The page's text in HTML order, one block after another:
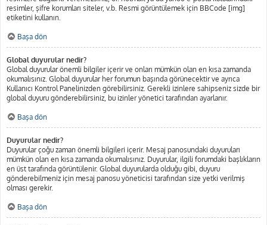
resimler, şifre korumları siteler, v.b. Resmi görüntülemek için BBCode [img]
etiketini kullanın.
Başa dön
Global duyurular nedir?
Global duyurular önemli bilgiler içerir ve onları mümkün olan en kısa zamanda
okumalısınız. Global duyurular her forumun başında görünecektir ve ayrıca
Kullanıcı Kontrol Panelinizden görebilirsiniz. Gerekli izinlere sahipseniz sizde bir
global duyuru gönderebilirsiniz, bu izinler yönetici tarafından ayarlanır.
Başa dön
Duyurular nedir?
Duyurular çoğu zaman önemli bilgileri içerir. Mesaj panosundaki duyuruları
mümkün olan en kısa zamanda okumalısınız. Duyurular, ilgili forumdaki başlıkların
en üst tarafında görüntülenir. Global duyurularda olduğu gibi, duyuru
gönderebilmeniz için mesaj panosu yöneticisi tarafından size yetki verilmiş
olması gerekir.
Başa dön